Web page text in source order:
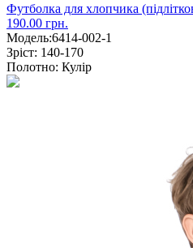
Футболка для хлопчика
190.00 грн.
Модель:6414-002-1
Зріст: 140-170
Полотно: Кулір